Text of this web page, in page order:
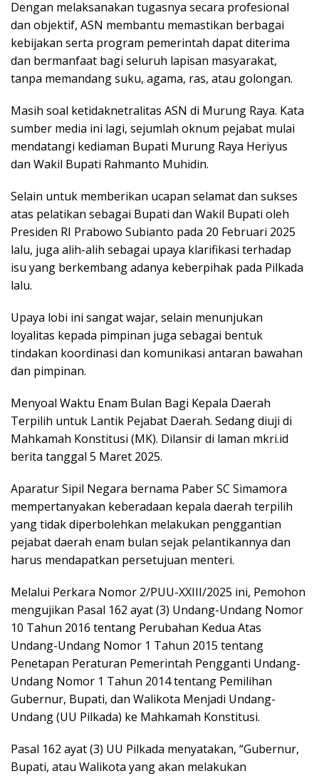
Dengan melaksanakan tugasnya secara profesional
dan objektif, ASN membantu memastikan berbagai
kebijakan serta program pemerintah dapat diterima
dan bermanfaat bagi seluruh lapisan masyarakat,
tanpa memandang suku, agama, ras, atau golongan.
Masih soal ketidaknetralitas ASN di Murung Raya. Kata
sumber media ini lagi, sejumlah oknum pejabat mulai
mendatangi kediaman Bupati Murung Raya Heriyus
dan Wakil Bupati Rahmanto Muhidin.
Selain untuk memberikan ucapan selamat dan sukses
atas pelatikan sebagai Bupati dan Wakil Bupati oleh
Presiden RI Prabowo Subianto pada 20 Februari 2025
lalu, juga alih-alih sebagai upaya klarifikasi terhadap
isu yang berkembang adanya keberpihak pada Pilkada
lalu.
Upaya lobi ini sangat wajar, selain menunjukan
loyalitas kepada pimpinan juga sebagai bentuk
tindakan koordinasi dan komunikasi antaran bawahan
dan pimpinan.
Menyoal Waktu Enam Bulan Bagi Kepala Daerah
Terpilih untuk Lantik Pejabat Daerah. Sedang diuji di
Mahkamah Konstitusi (MK). Dilansir di laman mkri.id
berita tanggal 5 Maret 2025.
Aparatur Sipil Negara bernama Paber SC Simamora
mempertanyakan keberadaan kepala daerah terpilih
yang tidak diperbolehkan melakukan penggantian
pejabat daerah enam bulan sejak pelantikannya dan
harus mendapatkan persetujuan menteri.
Melalui Perkara Nomor 2/PUU-XXIII/2025 ini, Pemohon
mengujikan Pasal 162 ayat (3) Undang-Undang Nomor
10 Tahun 2016 tentang Perubahan Kedua Atas
Undang-Undang Nomor 1 Tahun 2015 tentang
Penetapan Peraturan Pemerintah Pengganti Undang-
Undang Nomor 1 Tahun 2014 tentang Pemilihan
Gubernur, Bupati, dan Walikota Menjadi Undang-
Undang (UU Pilkada) ke Mahkamah Konstitusi.
Pasal 162 ayat (3) UU Pilkada menyatakan, “Gubernur,
Bupati, atau Walikota yang akan melakukan